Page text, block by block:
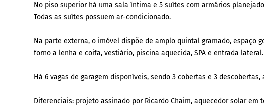
No piso superior há uma sala íntima e 5 suítes com armários
Todas as suítes possuem ar-condicionado.
Na parte externa, o imóvel dispõe de amplo quintal gramado, espaço
forno a lenha e coifa, vestiário, piscina aquecida, SPA e entrada lateral.
Há 6 vagas de garagem disponíveis, sendo 3 cobertas e 3 descobertas,
Diferenciais: projeto assinado por Ricardo Chaim, aquecedor solar